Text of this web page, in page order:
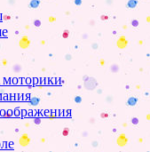
моторики